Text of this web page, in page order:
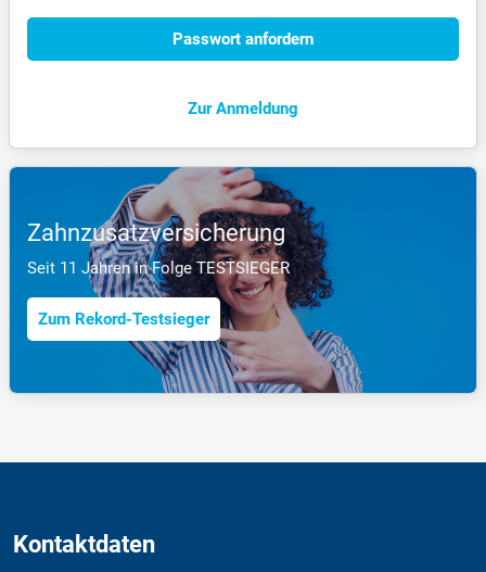
Passwort anfordern
Zur Anmeldung
Zahnzusatzversicherung
Seit 11 Jahren in Folge TESTSIEGER
Zum Rekord-Testsieger
Kontaktdaten